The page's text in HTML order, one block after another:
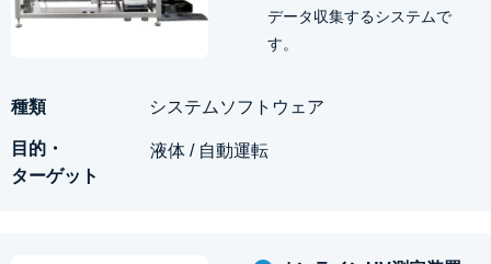
データ収集するシステムで
す。
システムソフトウェア
液体 / 自動運転